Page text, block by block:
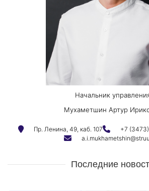
Начальник
Мухаметшин Артур
Пр. Ленина, 49, каб. 107
+7
Последние